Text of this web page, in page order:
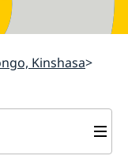
Kinshasa